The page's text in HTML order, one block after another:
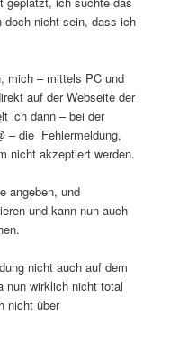
doch nicht sein, dass ich
mich – mittels PC und
auf der Webseite der
ich dann – bei der
– die Fehlermeldung,
nicht akzeptiert werden.
angeben, und
und kann nun auch
nicht auch auf dem
nun wirklich nicht total
nicht über